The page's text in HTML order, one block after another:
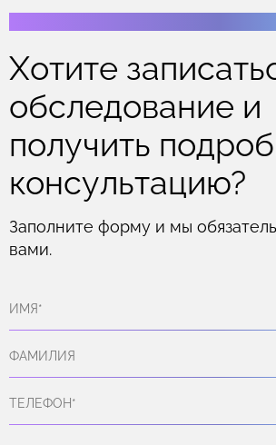
Хотите
обследование и
получить
консультацию?
Заполните форму и мы
вами.